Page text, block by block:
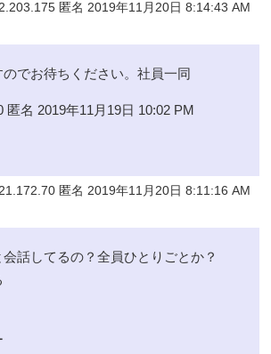
匿名 2019年11月20日 8:14:43 AM
でお待ちください。社員一同
匿名 2019年11月19日 10:02 PM
匿名 2019年11月20日 8:11:16 AM
話してるの？全員ひとりごとか？